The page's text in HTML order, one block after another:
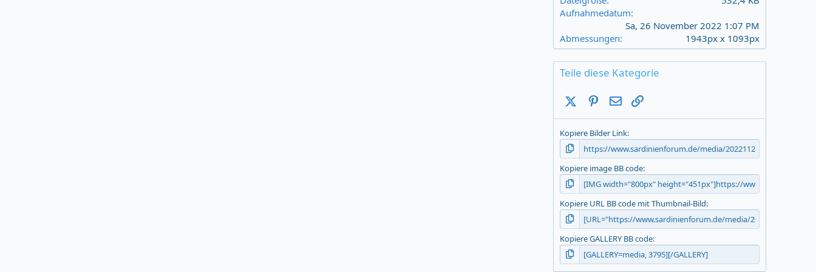
Aufnahmedatum
Sa, 26 November 2022 1:07 PM
Abmessungen
1943px x 1093px
Teile diese Kategorie
X (Twitter)Pinterest
E-Mail
Kopiere Bilder Link
Kopiere image BB code
Kopiere URL BB code mit Thumbnail-Bild
Kopiere GALLERY BB code